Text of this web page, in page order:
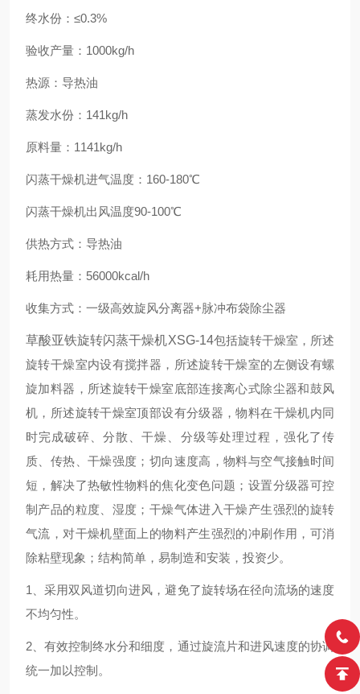
终水份：≤0.3%
验收产量：1000kg/h
热源：导热油
蒸发水份：141kg/h
原料量：1141kg/h
闪蒸干燥机进气温度：160-180℃
闪蒸干燥机出风温度90-100℃
供热方式：导热油
耗用热量：56000kcal/h
收集方式：一级高效旋风分离器+脉冲布袋除尘器
草酸亚铁旋转闪蒸干燥机XSG-14包括旋转干燥室，所述
旋转干燥室内设有搅拌器，所述旋转干燥室的左侧设有螺
旋加料器，所述旋转干燥室底部连接离心式除尘器和鼓风
机，所述旋转干燥室顶部设有分级器，物料在干燥机内同
时完成破碎、分散、干燥、分级等处理过程，强化了传
质、传热、干燥强度；切向速度高，物料与空气接触时间
短，解决了热敏性物料的焦化变色问题；设置分级器可控
制产品的粒度、湿度；干燥气体进入干燥产生强烈的旋转
气流，对干燥机壁面上的物料产生强烈的冲刷作用，可消
除粘壁现象；结构简单，易制造和安装，投资少。
1、采用双风道切向进风，避免了旋转场在径向流场的速度
不均匀性。
2、有效控制终水分和细度，通过旋流片和进风速度的协调
统一加以控制。